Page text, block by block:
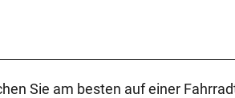
Sie am besten auf einer